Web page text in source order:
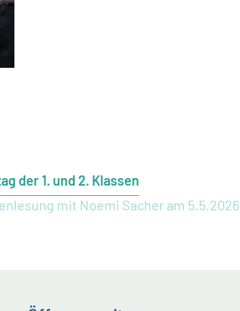
der 1. und 2. Klassen
mit Noemi Sacher am 5.5.2026